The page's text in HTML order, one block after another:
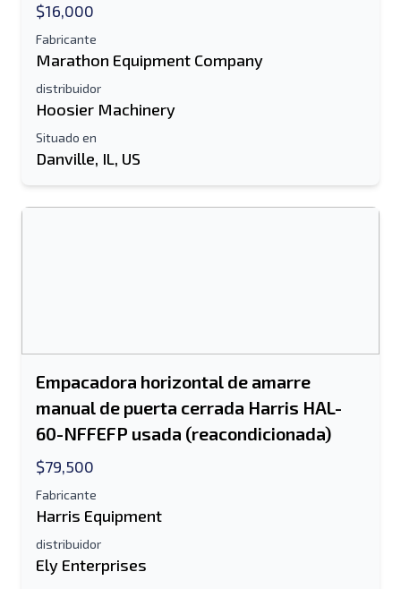
$16,000
Fabricante
Marathon Equipment Company
distribuidor
Hoosier Machinery
Situado en
Danville, IL, US
Empacadora horizontal de amarre
manual de puerta cerrada Harris HAL-
60-NFFEFP usada (reacondicionada)
$79,500
Fabricante
Harris Equipment
distribuidor
Ely Enterprises
Enviar a un amigo
Se requiere el campo de dirección de
correo electrónico o número de teléfono